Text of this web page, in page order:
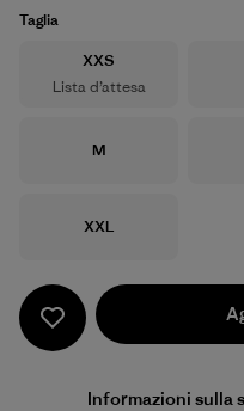
Taglia
Taglia
XXS
Lista d’attesa
Taglia
M
Taglia
XXL
Informazioni sulla